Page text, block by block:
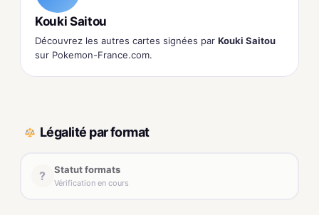
Kouki Saitou
Découvrez les autres cartes signées par Kouki Saitou
sur Pokemon-France.com.
Légalité par format
? Statut formats
Vérification en cours